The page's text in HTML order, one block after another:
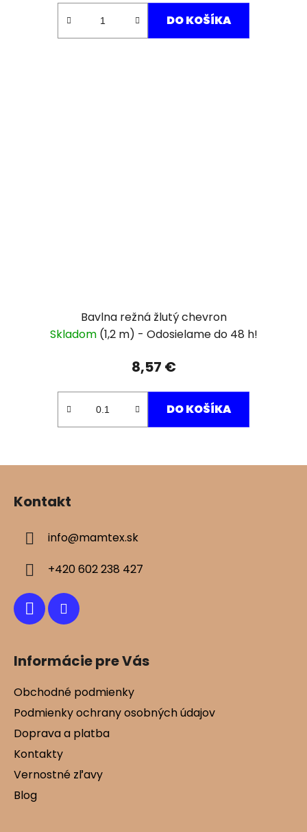
DO KOŠÍKA
Bavlna režná žlutý chevron
Skladom (1,2 m)
8,57 €
DO KOŠÍKA
Kontakt
info@mamtex.sk
+420 602 238 427
Informácie pre Vás
Obchodné podmienky
Podmienky ochrany osobných údajov
Doprava a platba
Kontakty
Vernostné zľavy
Blog